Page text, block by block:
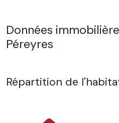
Données
Péreyres
Répartition de